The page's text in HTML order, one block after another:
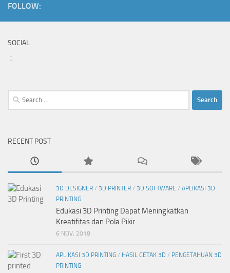
FOLLOW:
SOCIAL
Search
for:
RECENT POST
3D DESIGNER / 3D PRINTER / 3D SOFTWARE / APLIKASI 3D
PRINTING
Edukasi 3D Printing Dapat Meningkatkan
Kreatifitas dan Pola Pikir
6 NOV, 2018
APLIKASI 3D PRINTING / HASIL CETAK 3D / PENGETAHUAN 3D
PRINTING